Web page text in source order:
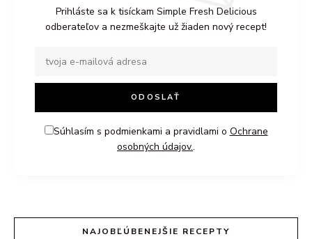
Prihláste sa k tisíckam Simple Fresh Delicious
odberateľov a nezmeškajte už žiaden nový recept!
Súhlasím s podmienkami a pravidlami o Ochrane
osobných údajov..
NAJOBĽÚBENEJŠIE RECEPTY